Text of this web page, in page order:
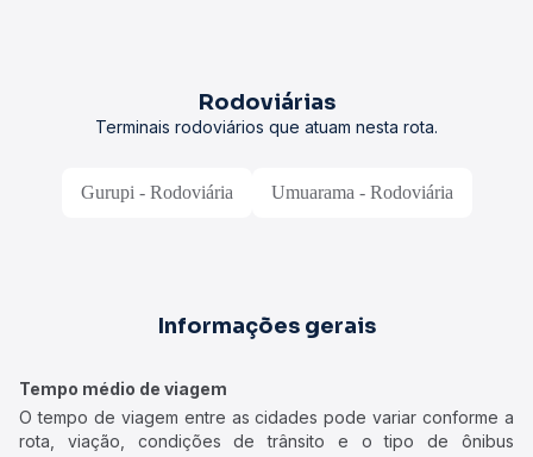
Rodoviárias
Terminais rodoviários que atuam nesta rota.
Gurupi - Rodoviária Umuarama - Rodoviária
Informações gerais
Tempo médio de viagem
O tempo de viagem entre as cidades pode variar conforme a
rota, viação, condições de trânsito e o tipo de ônibus